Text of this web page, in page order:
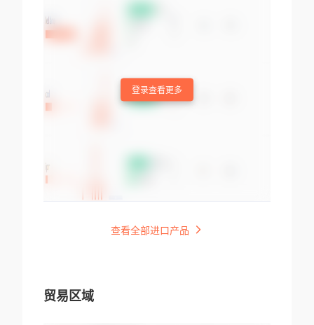
登录查看更多
查看全部进口产品
贸易区域